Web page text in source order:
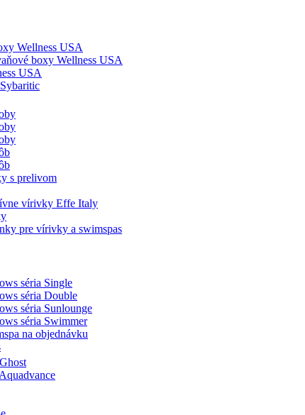
Wellness USA
boxy Wellness USA
USA
s prelivom
vírivky Effe Italy
pre vírivky a swimspas
séria Single
séria Double
séria Sunlounge
séria Swimmer
na objednávku